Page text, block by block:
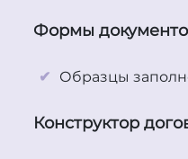
Формы
Образцы
Конструктор